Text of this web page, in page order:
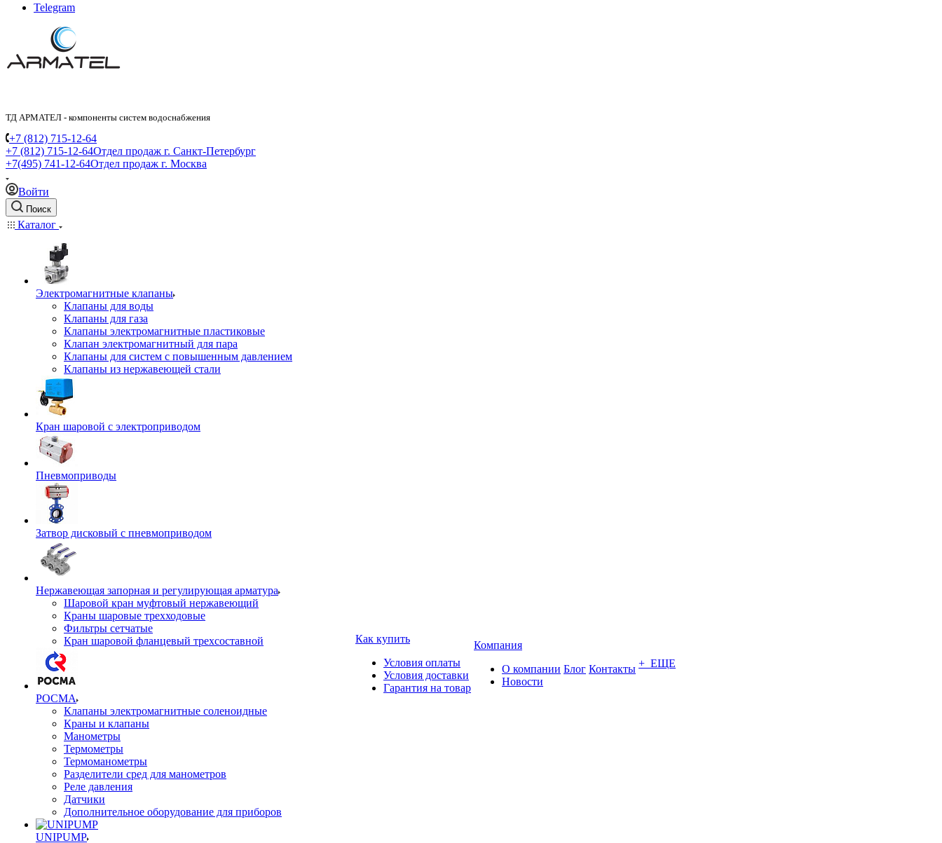
Telegram
ТД АРМАТЕЛ - компоненты систем водоснабжения
+7 (812) 715-12-64
+7 (812) 715-12-64Отдел продаж г. Санкт-Петербург
+7(495) 741-12-64Отдел продаж г. Москва
Войти
Поиск
Каталог
Электромагнитные клапаны
Клапаны для воды
Клапаны для газа
Клапаны электромагнитные пластиковые
Клапан электромагнитный для пара
Клапаны для систем с повышенным давлением
Клапаны из нержавеющей стали
Кран шаровой с электроприводом
Пневмоприводы
Затвор дисковый с пневмоприводом
Нержавеющая запорная и регулирующая арматура
Шаровой кран муфтовый нержавеющий
Краны шаровые трехходовые
Фильтры сетчатые
Кран шаровой фланцевый трехсоставной
РОСМА
Клапаны электромагнитные соленоидные
Краны и клапаны
Манометры
Термометры
Термоманометры
Разделители сред для манометров
Реле давления
Датчики
Дополнительное оборудование для приборов
UNIPUMP
Как купить
Условия оплаты
Условия доставки
Гарантия на товар
Компания
О компании
Новости
Блог Контакты + ЕЩЕ